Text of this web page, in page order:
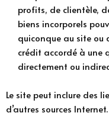
profits, de clientèle,
biens incorporels
quiconque au site ou
crédit accordé à une
directement ou
Le site peut inclure des
d’autres sources